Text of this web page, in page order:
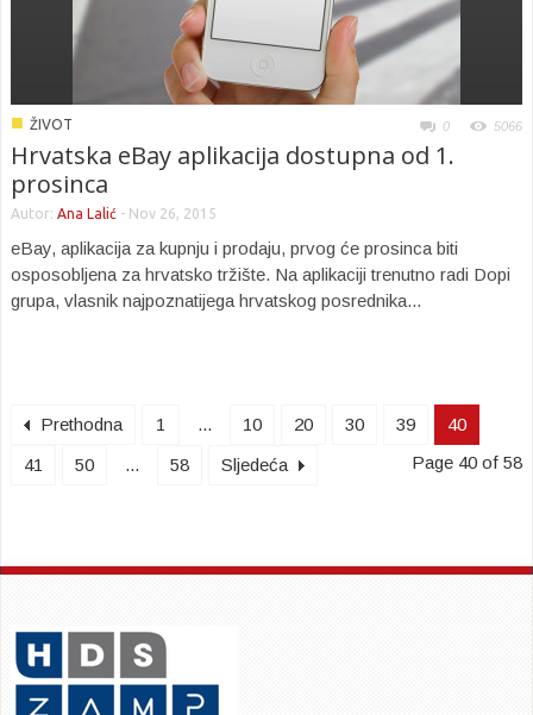
■ ŽIVOT 0 5066
Hrvatska eBay aplikacija dostupna od 1.
prosinca
Autor: Ana Lalić - Nov 26, 2015
eBay, aplikacija za kupnju i prodaju, prvog će prosinca biti
osposobljena za hrvatsko tržište. Na aplikaciji trenutno radi Dopi
grupa, vlasnik najpoznatijega hrvatskog posrednika...
Prethodna 1 ... 10 20 30 39
40
41
50 ... 58 Sljedeća Page 40 of 58